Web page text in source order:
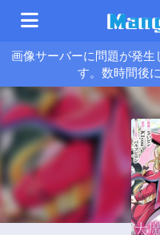
画像サーバーに問題が発
す。数時間後